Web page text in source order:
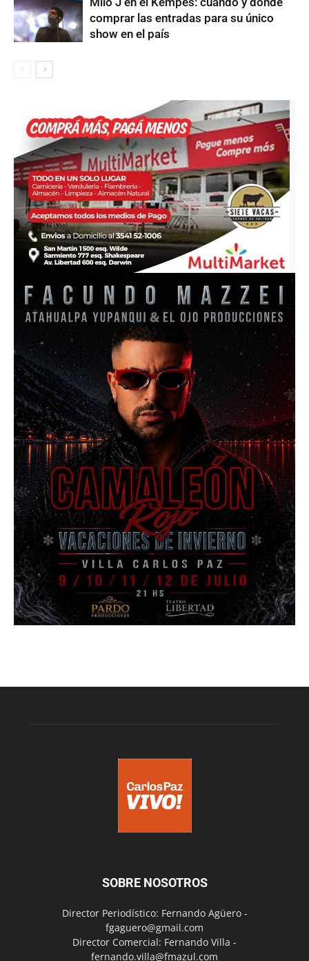
comprar las entradas para su único
show en el país
SOBRE NOSOTROS
Director Periodístico: Fernando Agüero -
fgaguero@gmail.com
Director Comercial: Fernando Villa -
fernando.villa@fmazul.com